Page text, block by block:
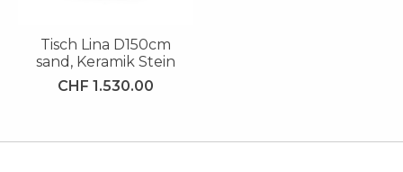
Tisch Lina D150cm
sand, Keramik Stein
CHF 1.530.00